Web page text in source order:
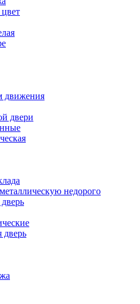
движения
двери
недорого
дверь